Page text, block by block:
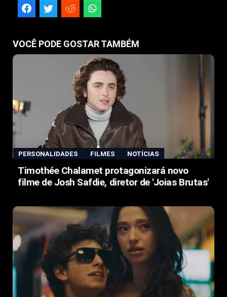
VOCÊ PODE GOSTAR TAMBÉM
PERSONALIDADES FILMES NOTÍCIAS
Timothée Chalamet protagonizará novo
filme de Josh Safdie, diretor de 'Joias Brutas'